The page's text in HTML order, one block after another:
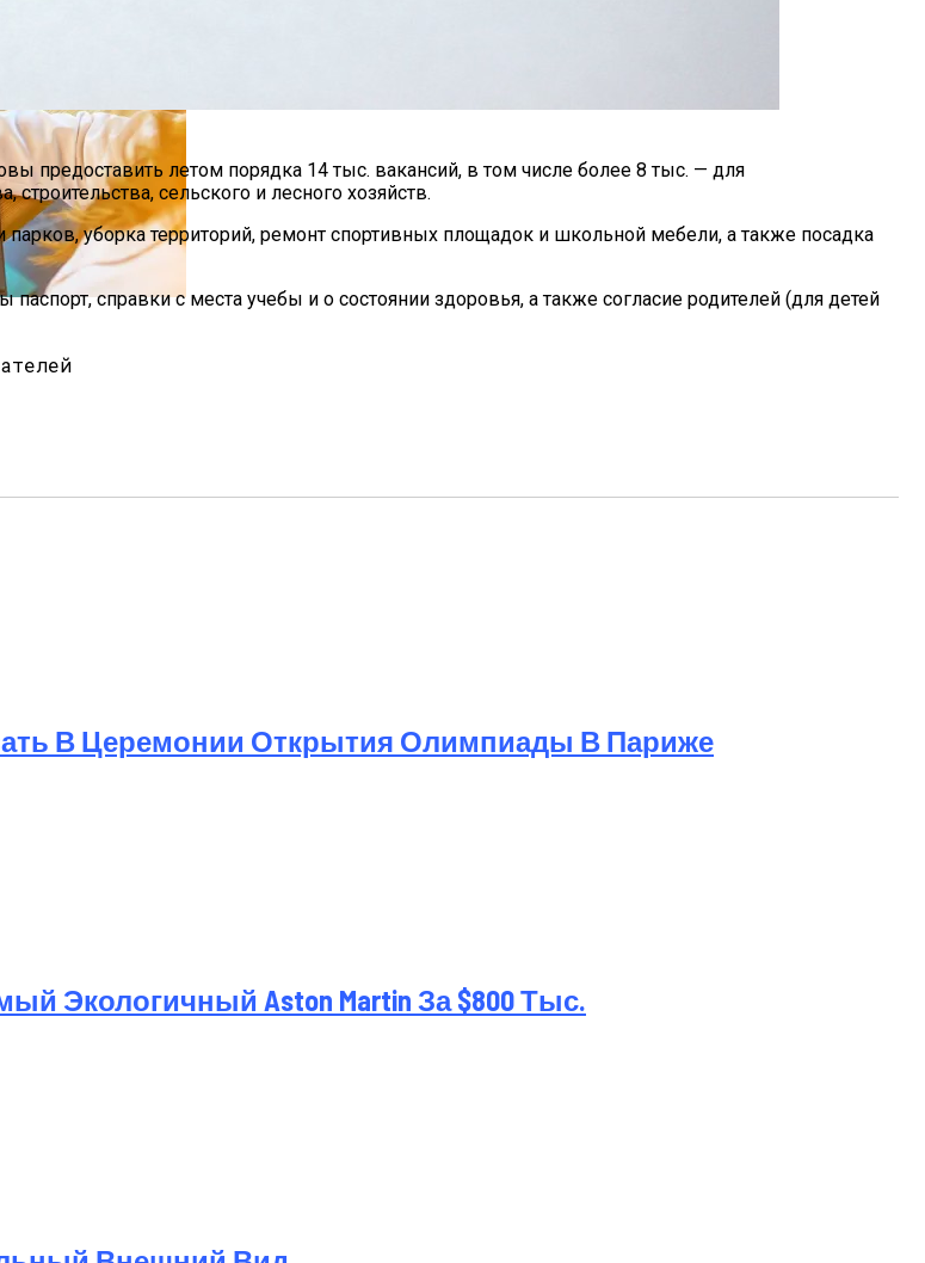
предоставить летом порядка 14 тыс. вакансий, в том числе более 8 тыс. — для
сельского и лесного хозяйств.
уборка территорий, ремонт спортивных площадок и школьной мебели, а также посадка
справки с места учебы и о состоянии здоровья, а также согласие родителей (для детей
В Церемонии Открытия Олимпиады В Париже
Экологичный Aston Martin За $800 Тыс.